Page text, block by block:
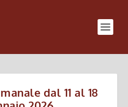
dal 11 al 18